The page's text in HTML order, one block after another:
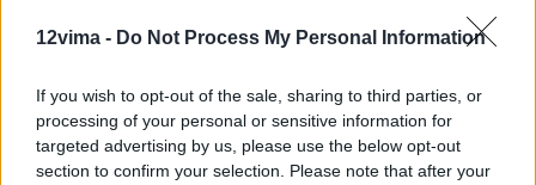
12vima - Do Not Process My Personal Information
If you wish to opt-out of the sale, sharing to third parties, or
processing of your personal or sensitive information for
targeted advertising by us, please use the below opt-out
section to confirm your selection. Please note that after your